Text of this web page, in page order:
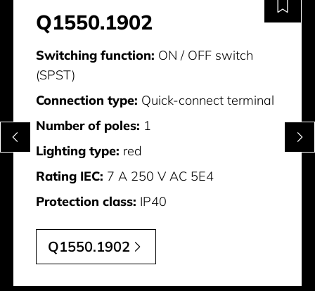
Q1550.1902
Switching function: ON / OFF switch
(SPST)
Connection type: Quick-connect terminal
Number of poles: 1
Lighting type: red
Rating IEC: 7 A 250 V AC 5E4
Protection class: IP40
Q1550.1902